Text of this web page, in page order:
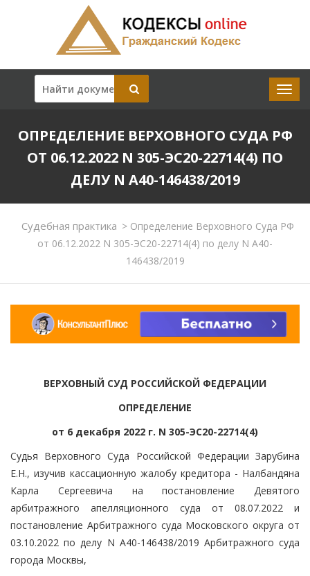
ОПРЕДЕЛЕНИЕ ВЕРХОВНОГО СУДА РФ
ОТ 06.12.2022 N 305-ЭС20-22714(4) ПО
ДЕЛУ N А40-146438/2019
Судебная практика >Определение Верховного Суда РФ
от 06.12.2022 N 305-ЭС20-22714(4) по делу N А40-
146438/2019
ВЕРХОВНЫЙ СУД РОССИЙСКОЙ ФЕДЕРАЦИИ
ОПРЕДЕЛЕНИЕ
от 6 декабря 2022 г. N 305-ЭС20-22714(4)
Судья Верховного Суда Российской Федерации Зарубина
Е.Н., изучив кассационную жалобу кредитора - Налбандяна
Карла Сергеевича на постановление Девятого
арбитражного апелляционного суда от 08.07.2022 и
постановление Арбитражного суда Московского округа от
03.10.2022 по делу N А40-146438/2019 Арбитражного суда
города Москвы,